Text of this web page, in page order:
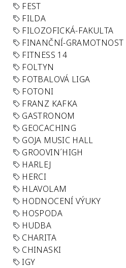
FEST
FILDA
FILOZOFICKÁ-FAKULTA
FINANČNÍ-GRAMOTNOST
FITNESS 14
FOLTYN
FOTBALOVÁ LIGA
FOTONI
FRANZ KAFKA
GASTRONOM
GEOCACHING
GOJA MUSIC HALL
GROOVIN´HIGH
HARLEJ
HERCI
HLAVOLAM
HODNOCENÍ VÝUKY
HOSPODA
HUDBA
CHARITA
CHINASKI
IGY